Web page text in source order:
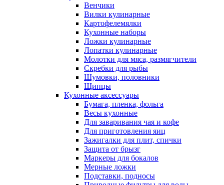
Венчики
Вилки кулинарные
Картофелемялки
Кухонные наборы
Ложки кулинарные
Лопатки кулинарные
Молотки для мяса, размягчители
Скребки для рыбы
Шумовки, половники
Щипцы
Кухонные аксессуары
Бумага, пленка, фольга
Весы кухонные
Для заваривания чая и кофе
Для приготовления яиц
Зажигалки для плит, спички
Защита от брызг
Маркеры для бокалов
Мерные ложки
Подставки, подносы